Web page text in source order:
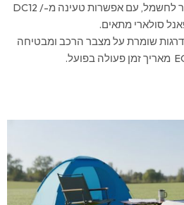
שעות עבודה רציפה ללא חיבור לחשמל, עם אפשרות טעינה מ-DC12 /
שומרת על מצבר הרכב ומבטיחה